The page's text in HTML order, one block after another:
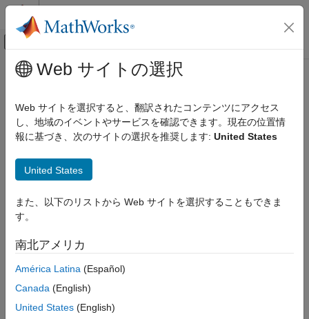
コンテンツへスキップ
オフキャンバス ナビゲーション メ
ドキュメンテーションのホーム
DSP System Toolbox
統計と線形代数
項目一覧
構文
例
入力引数
出力引数
バージョン履歴
メインコンテンツ
ccdf
CCDF 曲線の座標の取得
R2022a 以降
構文
[relpower,prob] = ccdf(meter)
説明
[relpower, prob
例
Web サイトの選択
Web サイトを選択すると、翻訳されたコンテンツにアクセス
し、地域のイベントやサービスを確認できます。現在の位置情
報に基づき、次のサイトの選択を推奨します: United States
United States
また、以下のリストから Web サイトを選択することもできま
す。
南北アメリカ
América Latina (Español)
Canada (English)
United States (English)